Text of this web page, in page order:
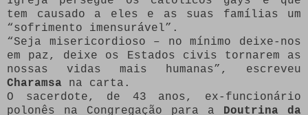
tem causado a eles e as suas famílias um
“sofrimento imensurável”.
“Seja misericordioso – no mínimo deixe-nos
em paz, deixe os Estados civis tornarem as
nossas vidas mais humanas”, escreveu
Charamsa na carta.
O sacerdote, de 43 anos, ex-funcionário
polonês na Congregação para a Doutrina da